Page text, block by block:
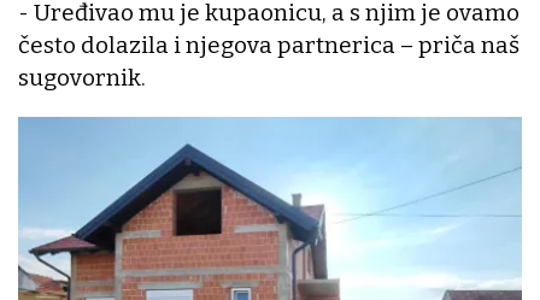
- Uređivao mu je kupaonicu, a s njim je ovamo
često dolazila i njegova partnerica – priča naš
sugovornik.